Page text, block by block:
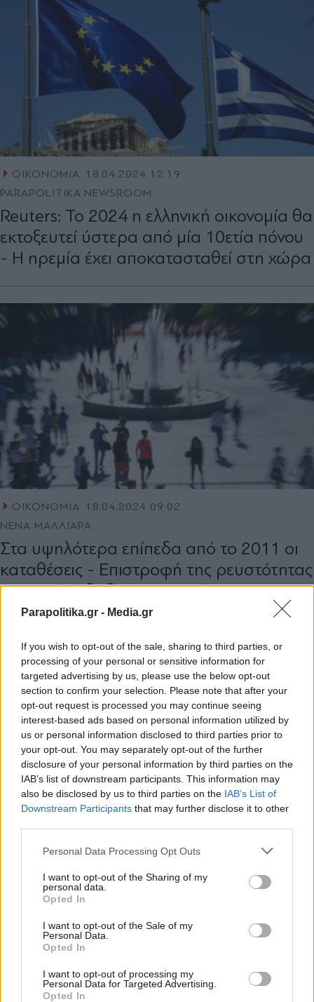
Parapolitika.gr - Media.gr
If you wish to opt-out of the sale, sharing to third parties, or
processing of your personal or sensitive information for
targeted advertising by us, please use the below opt-out
section to confirm your selection. Please note that after your
opt-out request is processed you may continue seeing
interest-based ads based on personal information utilized by
us or personal information disclosed to third parties prior to
your opt-out. You may separately opt-out of the further
disclosure of your personal information by third parties on the
IAB’s list of downstream participants. This information may
also be disclosed by us to third parties on the IAB’s List of
Downstream Participants that may further disclose it to other
Personal Data Processing Opt Outs
I want to opt-out of the Sharing of my
personal data.
Opted In
I want to opt-out of the Sale of my
Personal Data.
Opted In
I want to opt-out of processing my
Personal Data for Targeted Advertising.
Opted In
ΟΙΚΟΝΟΜΙΑ 18.04.2024 12:19
PARAPOLITIKA NEWSROOM
Reuters: Το 2024 η ελληνική οικονομία θα
εκτοξευτεί ύστερα από μία 10ετία πόνου
- Η ηρεμία έχει αποκατασταθεί στη χώρα
ΟΙΚΟΝΟΜΙΑ 18.04.2024 09:02
ΝΕΝΑ ΜΑΛΛΙΑΡΑ
Στα υψηλότερα επίπεδα από το 2011 οι
καταθέσεις - Επιστροφή της ρευστότητας
- Ισχυρή ένδειξη εµπιστοσύνης στο
ελληνικό τραπεζικό σύστηµα
17.04.2024 16:58
PARAPOLITIKA NEWSROOM
ΔΝΤ: Μείωση του ελληνικού δημόσιου
χρέους στο 158,8% του ΑΕΠ το 2024 -
Κατά 10 ποσοστιαίες μονάδες
Εγγραφή στο newsletter
Αποδέχομαι τους
και την πολιτική απορρήτου